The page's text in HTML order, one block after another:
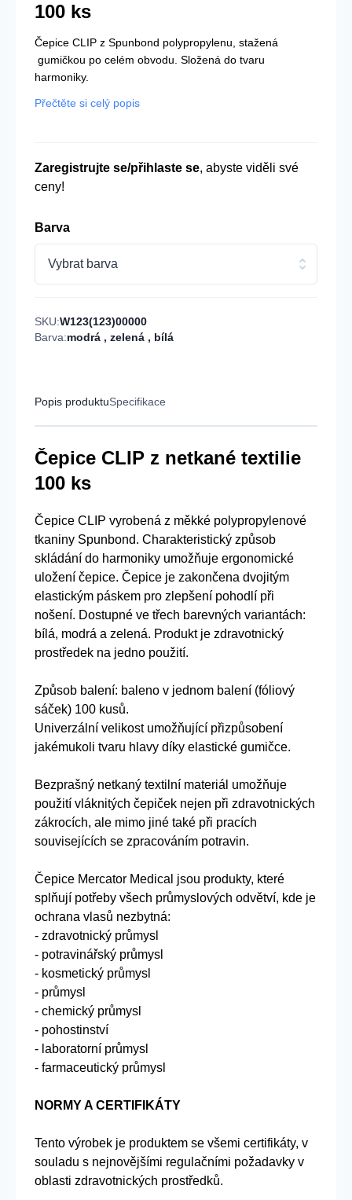
100 ks
Čepice CLIP z Spunbond polypropylenu, stažená
gumičkou po celém obvodu. Složená do tvaru
harmoniky.
Přečtěte si celý popis
Zaregistrujte se/přihlaste se, abyste viděli své
ceny!
Barva
Vybrat barva
SKU:W123(123)00000
Barva:modrá , zelená , bílá
Popis produktuSpecifikace
Čepice CLIP z netkané textilie
100 ks
Čepice CLIP vyrobená z měkké polypropylenové
tkaniny Spunbond. Charakteristický způsob
skládání do harmoniky umožňuje ergonomické
uložení čepice. Čepice je zakončena dvojitým
elastickým páskem pro zlepšení pohodlí při
nošení. Dostupné ve třech barevných variantách:
bílá, modrá a zelená. Produkt je zdravotnický
prostředek na jedno použití.
Způsob balení: baleno v jednom balení (fóliový
sáček) 100 kusů.
Univerzální velikost umožňující přizpůsobení
jakémukoli tvaru hlavy díky elastické gumičce.
Bezprašný netkaný textilní materiál umožňuje
použití vláknitých čepiček nejen při zdravotnických
zákrocích, ale mimo jiné také při pracích
souvisejících se zpracováním potravin.
Čepice Mercator Medical jsou produkty, které
splňují potřeby všech průmyslových odvětví, kde je
ochrana vlasů nezbytná:
- zdravotnický průmysl
- potravinářský průmysl
- kosmetický průmysl
- průmysl
- chemický průmysl
- pohostinství
- laboratorní průmysl
- farmaceutický průmysl
NORMY A CERTIFIKÁTY
Tento výrobek je produktem se všemi certifikáty, v
souladu s nejnovějšími regulačními požadavky v
oblasti zdravotnických prostředků.